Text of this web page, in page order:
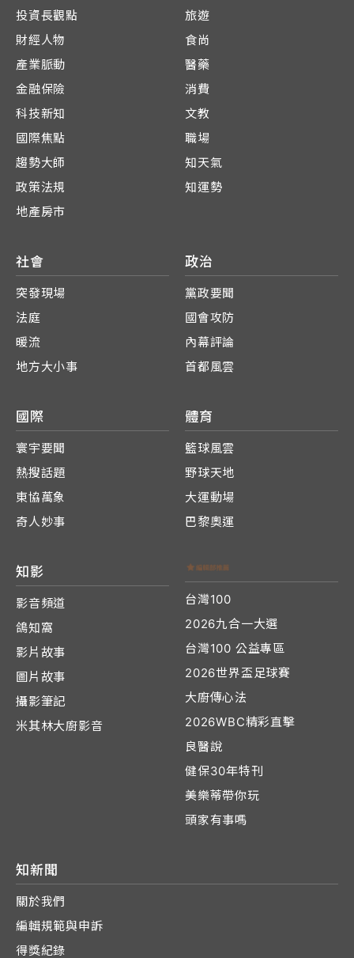
投資長觀點
財經人物
產業脈動
金融保險
科技新知
國際焦點
趨勢大師
政策法規
地產房市
旅遊
食尚
醫藥
消費
文教
職場
知天氣
知運勢
社會
突發現場
法庭
暖流
地方大小事
政治
黨政要聞
國會攻防
內幕評論
首都風雲
國際
寰宇要聞
熱搜話題
東協萬象
奇人妙事
體育
籃球風雲
野球天地
大運動場
巴黎奧運
知影
影音頻道
鴿知窩
影片故事
圖片故事
攝影筆記
米其林大廚影音
台灣100
2026九合一大選
台灣100 公益專區
2026世界盃足球賽
大廚傳心法
2026WBC精彩直擊
良醫說
健保30年特刊
美樂蒂帶你玩
頭家有事嗎
知新聞
關於我們
編輯規範與申訴
得獎紀錄